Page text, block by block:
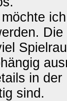
in
sind.